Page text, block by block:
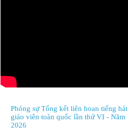
Phóng sự Tổng kết liên hoan tiếng hát
giáo viên toàn quốc lần thứ VI - Năm
2026